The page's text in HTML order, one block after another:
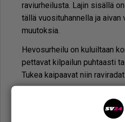
ra­viur­hei­lus­ta. La­jin si­säl­lä
täl­lä vuo­si­tu­han­nel­la ja
muu­tok­sia.
He­vo­sur­hei­lu on ku­luil­taan
pet­ta­vat kil­pai­lun puh­taas­ti
Tu­kea kai­paa­vat niin
le­käs­tä jär­jes­tää ra­ve­ja,